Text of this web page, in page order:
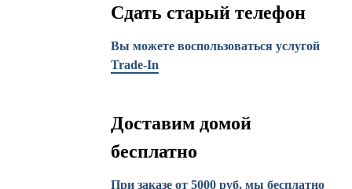
Сдать старый телефон
Вы можете воспользоваться услугой
Trade-In
Доставим домой
бесплатно
При заказе от 5000 руб. мы бесплатно